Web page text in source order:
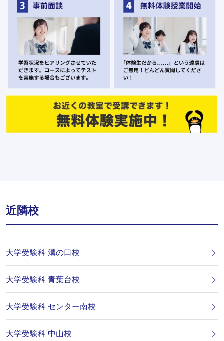
近隣校
大学受験科 溝の口校
大学受験科 青葉台校
大学受験科 センター南校
大学受験科 中山校